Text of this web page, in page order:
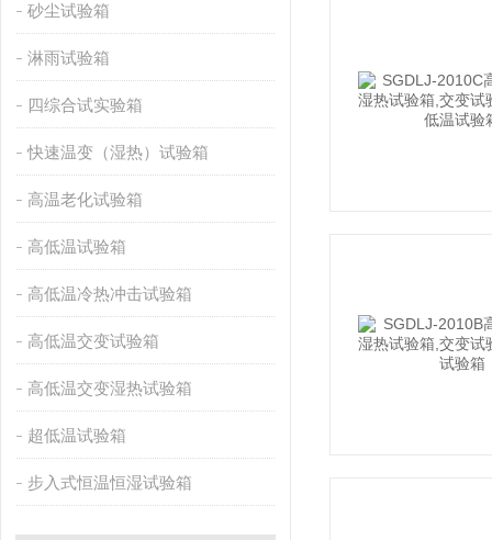
砂尘试验箱
淋雨试验箱
四综合试实验箱
快速温变（湿热）试验箱
高温老化试验箱
高低温试验箱
高低温冷热冲击试验箱
高低温交变试验箱
高低温交变湿热试验箱
超低温试验箱
步入式恒温恒湿试验箱